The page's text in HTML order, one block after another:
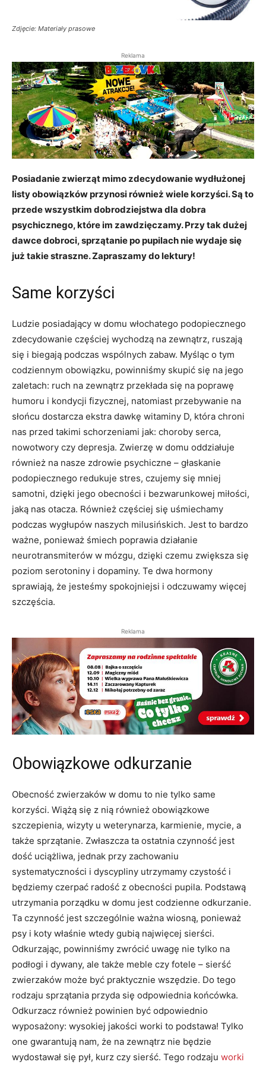
Zdjęcie: Materiały prasowe
Reklama
Posiadanie zwierząt mimo zdecydowanie wydłużonej
listy obowiązków przynosi również wiele korzyści. Są to
przede wszystkim dobrodziejstwa dla dobra
psychicznego, które im zawdzięczamy. Przy tak dużej
dawce dobroci, sprzątanie po pupilach nie wydaje się
już takie straszne. Zapraszamy do lektury!
Same korzyści
Ludzie posiadający w domu włochatego podopiecznego
zdecydowanie częściej wychodzą na zewnątrz, ruszają
się i biegają podczas wspólnych zabaw. Myśląc o tym
codziennym obowiązku, powinniśmy skupić się na jego
zaletach: ruch na zewnątrz przekłada się na poprawę
humoru i kondycji fizycznej, natomiast przebywanie na
słońcu dostarcza ekstra dawkę witaminy D, która chroni
nas przed takimi schorzeniami jak: choroby serca,
nowotwory czy depresja. Zwierzę w domu oddziałuje
również na nasze zdrowie psychiczne – głaskanie
podopiecznego redukuje stres, czujemy się mniej
samotni, dzięki jego obecności i bezwarunkowej miłości,
jaką nas otacza. Również częściej się uśmiechamy
podczas wygłupów naszych milusińskich. Jest to bardzo
ważne, ponieważ śmiech poprawia działanie
neurotransmiterów w mózgu, dzięki czemu zwiększa się
poziom serotoniny i dopaminy. Te dwa hormony
sprawiają, że jesteśmy spokojniejsi i odczuwamy więcej
szczęścia.
Reklama
Obowiązkowe odkurzanie
Obecność zwierzaków w domu to nie tylko same
korzyści. Wiążą się z nią również obowiązkowe
szczepienia, wizyty u weterynarza, karmienie, mycie, a
także sprzątanie. Zwłaszcza ta ostatnia czynność jest
dość uciążliwa, jednak przy zachowaniu
systematyczności i dyscypliny utrzymamy czystość i
będziemy czerpać radość z obecności pupila. Podstawą
utrzymania porządku w domu jest codzienne odkurzanie.
Ta czynność jest szczególnie ważna wiosną, ponieważ
psy i koty właśnie wtedy gubią najwięcej sierści.
Odkurzając, powinniśmy zwrócić uwagę nie tylko na
podłogi i dywany, ale także meble czy fotele – sierść
zwierzaków może być praktycznie wszędzie. Do tego
rodzaju sprzątania przyda się odpowiednia końcówka.
Odkurzacz również powinien być odpowiednio
wyposażony: wysokiej jakości worki to podstawa! Tylko
one gwarantują nam, że na zewnątrz nie będzie
wydostawał się pył, kurz czy sierść. Tego rodzaju worki